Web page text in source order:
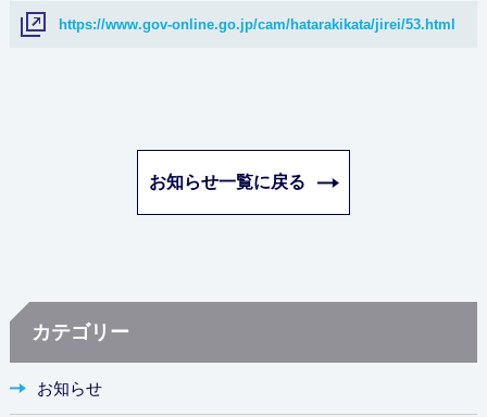
https://www.gov-online.go.jp/cam/hatarakikata/jirei/53.html
お知らせ一覧に戻る
カテゴリー
お知らせ